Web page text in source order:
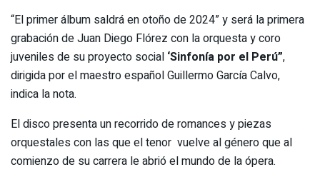
“El primer álbum saldrá en otoño de 2024” y será la primera
grabación de Juan Diego Flórez con la orquesta y coro
juveniles de su proyecto social ‘Sinfonía por el Perú”,
dirigida por el maestro español Guillermo García Calvo,
indica la nota.
El disco presenta un recorrido de romances y piezas
orquestales con las que el tenor vuelve al género que al
comienzo de su carrera le abrió el mundo de la ópera.